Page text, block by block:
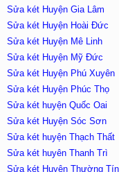
Sửa két Huyện Gia Lâm
Sửa két Huyện Hoài Đức
Sửa két Huyện Mê Linh
Sửa két Huyện Mỹ Đức
Sửa két Huyện Phú Xuyên
Sửa két Huyện Phúc Thọ
Sửa két huyện Quốc Oai
Sửa két Huyện Sóc Sơn
Sửa két huyện Thạch Thất
Sửa két huyên Thanh Trì
Sửa két Huyện Thường Tín